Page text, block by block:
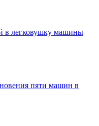
в легковушку машины
пяти машин в